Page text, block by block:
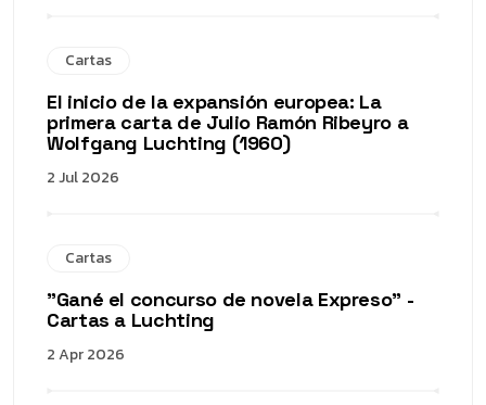
Cartas
El inicio de la expansión europea: La
primera carta de Julio Ramón Ribeyro a
Wolfgang Luchting (1960)
2 Jul 2026
Cartas
"Gané el concurso de novela Expreso" -
Cartas a Luchting
2 Apr 2026